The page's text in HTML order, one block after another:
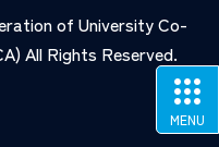
MENU
of University Co-
All Rights Reserved.